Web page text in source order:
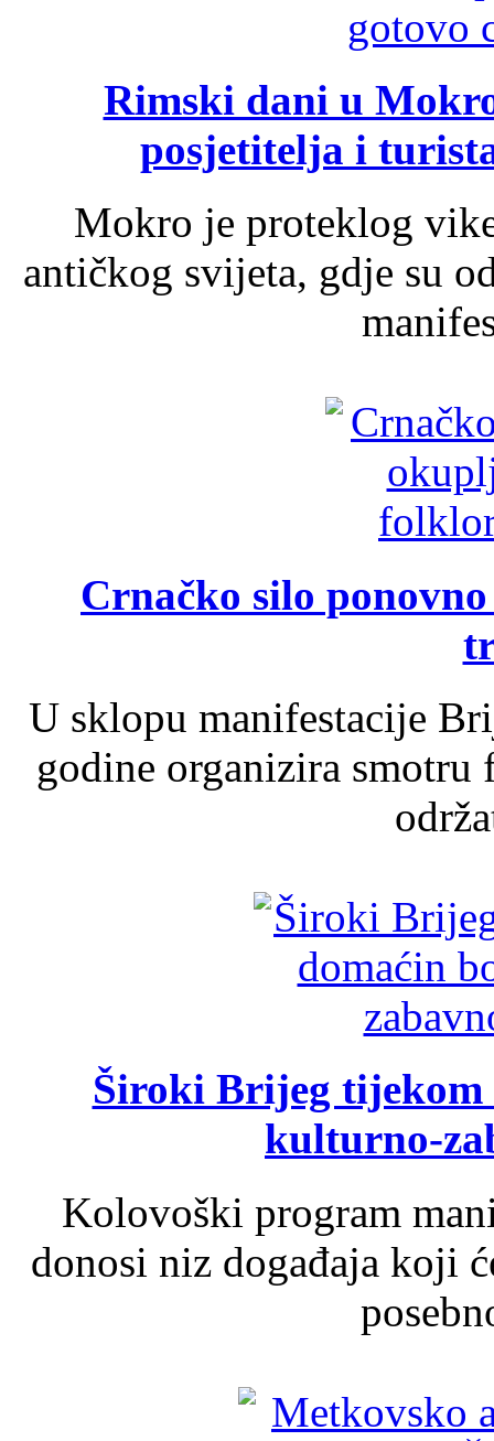
Rimski dani u
posjetitelja i
Mokro je proteklog
antičkog svijeta, gdje su
Crnačko silo
U sklopu manifestacije
godine organizira
Široki Brijeg tijekom
kulturno-
Kolovoški program
donosi niz događaja koji